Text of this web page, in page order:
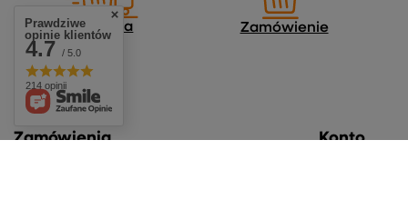
Dostawa Zamówienie
Zamówienia Konto
Prawdziwe
opinie klientów
4.7 / 5.0
214 opinii